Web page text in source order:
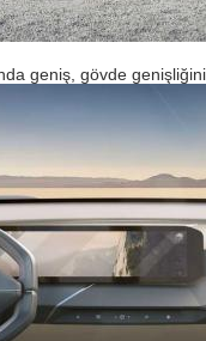
geniş, gövde